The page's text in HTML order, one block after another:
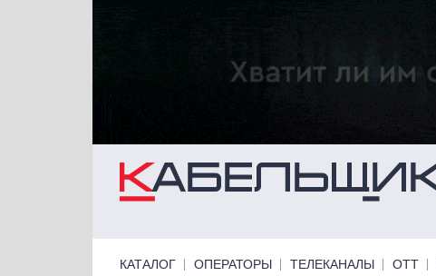
Перейти к основному содержанию
КАТАЛОГ ОПЕРАТОРЫ ТЕЛЕКАНАЛЫ ОТТ